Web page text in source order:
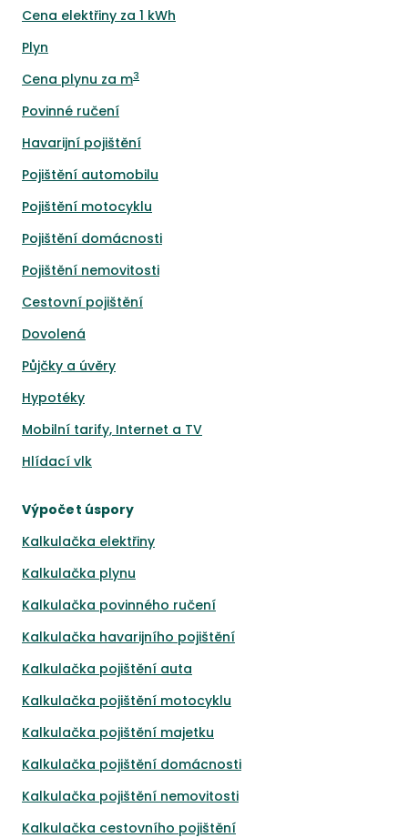
Cena elektřiny za 1 kWh
Plyn
Cena plynu za m3
Povinné ručení
Havarijní pojištění
Pojištění automobilu
Pojištění motocyklu
Pojištění domácnosti
Pojištění nemovitosti
Cestovní pojištění
Dovolená
Půjčky a úvěry
Hypotéky
Mobilní tarify, Internet a TV
Hlídací vlk
Výpočet úspory
Kalkulačka elektřiny
Kalkulačka plynu
Kalkulačka povinného ručení
Kalkulačka havarijního pojištění
Kalkulačka pojištění auta
Kalkulačka pojištění motocyklu
Kalkulačka pojištění majetku
Kalkulačka pojištění domácnosti
Kalkulačka pojištění nemovitosti
Kalkulačka cestovního pojištění